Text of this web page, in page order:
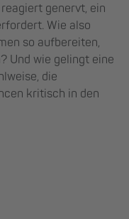
genervt, ein
Wie also
so aufbereiten,
Und wie gelingt eine
die
kritisch in den